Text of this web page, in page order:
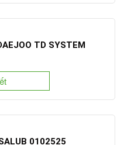
TD SYSTEM
0102525